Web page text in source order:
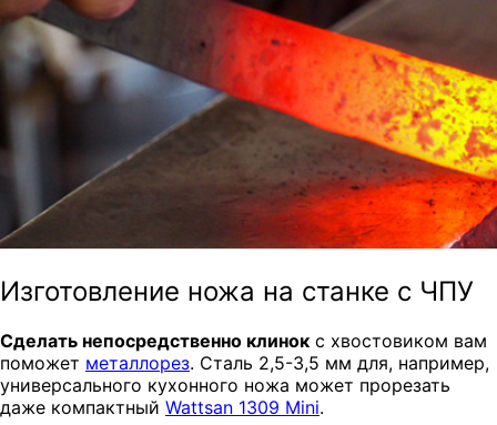
Изготовление ножа на станке с ЧПУ
Сделать непосредственно клинок с хвостовиком вам
поможет металлорез. Сталь 2,5-3,5 мм для, например,
универсального кухонного ножа может прорезать
даже компактный Wattsan 1309 Mini.